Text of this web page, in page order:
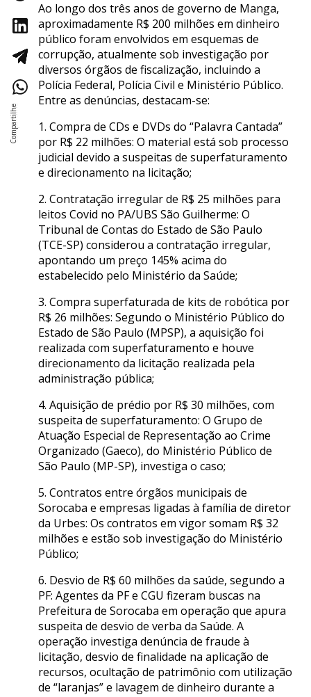
Ao longo dos três anos de governo de Manga,
aproximadamente R$ 200 milhões em dinheiro
público foram envolvidos em esquemas de
corrupção, atualmente sob investigação por
diversos órgãos de fiscalização, incluindo a
Polícia Federal, Polícia Civil e Ministério Público.
Entre as denúncias, destacam-se:
1. Compra de CDs e DVDs do “Palavra Cantada”
por R$ 22 milhões: O material está sob processo
judicial devido a suspeitas de superfaturamento
e direcionamento na licitação;
2. Contratação irregular de R$ 25 milhões para
leitos Covid no PA/UBS São Guilherme: O
Tribunal de Contas do Estado de São Paulo
(TCE-SP) considerou a contratação irregular,
apontando um preço 145% acima do
estabelecido pelo Ministério da Saúde;
3. Compra superfaturada de kits de robótica por
R$ 26 milhões: Segundo o Ministério Público do
Estado de São Paulo (MPSP), a aquisição foi
realizada com superfaturamento e houve
direcionamento da licitação realizada pela
administração pública;
4. Aquisição de prédio por R$ 30 milhões, com
suspeita de superfaturamento: O Grupo de
Atuação Especial de Representação ao Crime
Organizado (Gaeco), do Ministério Público de
São Paulo (MP-SP), investiga o caso;
5. Contratos entre órgãos municipais de
Sorocaba e empresas ligadas à família de diretor
da Urbes: Os contratos em vigor somam R$ 32
milhões e estão sob investigação do Ministério
Público;
6. Desvio de R$ 60 milhões da saúde, segundo a
PF: Agentes da PF e CGU fizeram buscas na
Prefeitura de Sorocaba em operação que apura
suspeita de desvio de verba da Saúde. A
operação investiga denúncia de fraude à
licitação, desvio de finalidade na aplicação de
recursos, ocultação de patrimônio com utilização
de “laranjas” e lavagem de dinheiro durante a